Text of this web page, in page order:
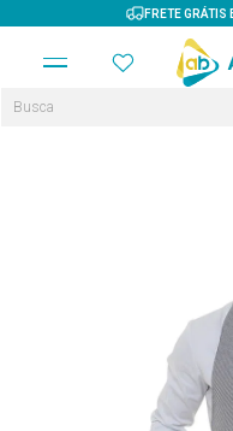
FRETE